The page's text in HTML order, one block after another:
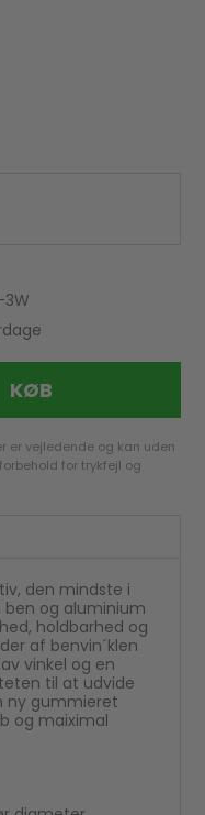
3W
KØB
er vejledende og kan uden
for trykfejl og
den mindste i
og aluminium
holdbarhed og
af benvin´klen
vinkel og en
til at udvide
ny gummieret
og maiximal